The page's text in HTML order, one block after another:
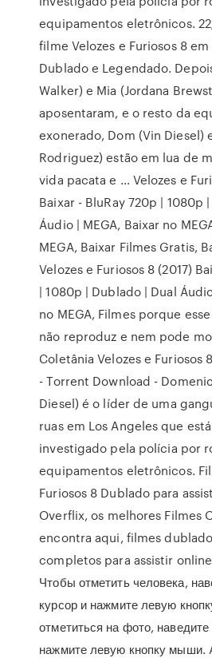
equipamentos eletrônicos.
filme Velozes e Furiosos 8
Dublado e Legendado.
Walker) e Mia (Jordana
aposentaram, e o resto da
exonerado, Dom (Vin Diesel)
Rodriguez) estão em lua de
vida pacata e … Velozes e
Baixar - BluRay 720p | 1080p
Áudio | MEGA, Baixar no
MEGA, Baixar Filmes Gratis,
Velozes e Furiosos 8 (2017)
| 1080p | Dublado | Dual
no MEGA, Filmes porque
não reproduz e nem pode
Coletânia Velozes e Furiosos
- Torrent Download -
Diesel) é o líder de uma
ruas em Los Angeles que
investigado pela polícia por
equipamentos eletrônicos.
Furiosos 8 Dublado para
Overflix, os melhores Filmes
encontra aqui, filmes
completos para assistir online
Чтобы отметить человека,
курсор и нажмите левую
отметиться на фото,
нажмите левую кнопку мыши.